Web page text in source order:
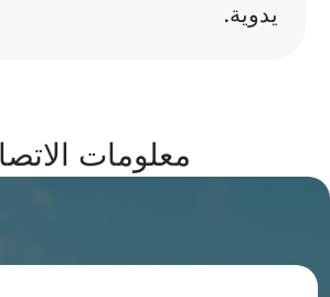
يدوية.
معلومات